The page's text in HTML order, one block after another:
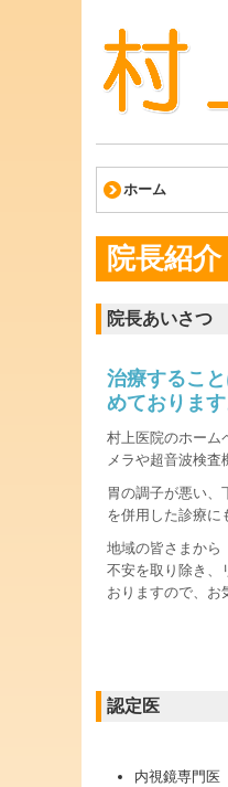
ホーム
院長紹介
院長あいさつ
治療するこ
めております
村上医院のホーム
メラや超音波検査
胃の調子が悪い、
を併用した診療に
地域の皆さまから
不安を取り除き、
おりますので、お
認定医
内視鏡専門医